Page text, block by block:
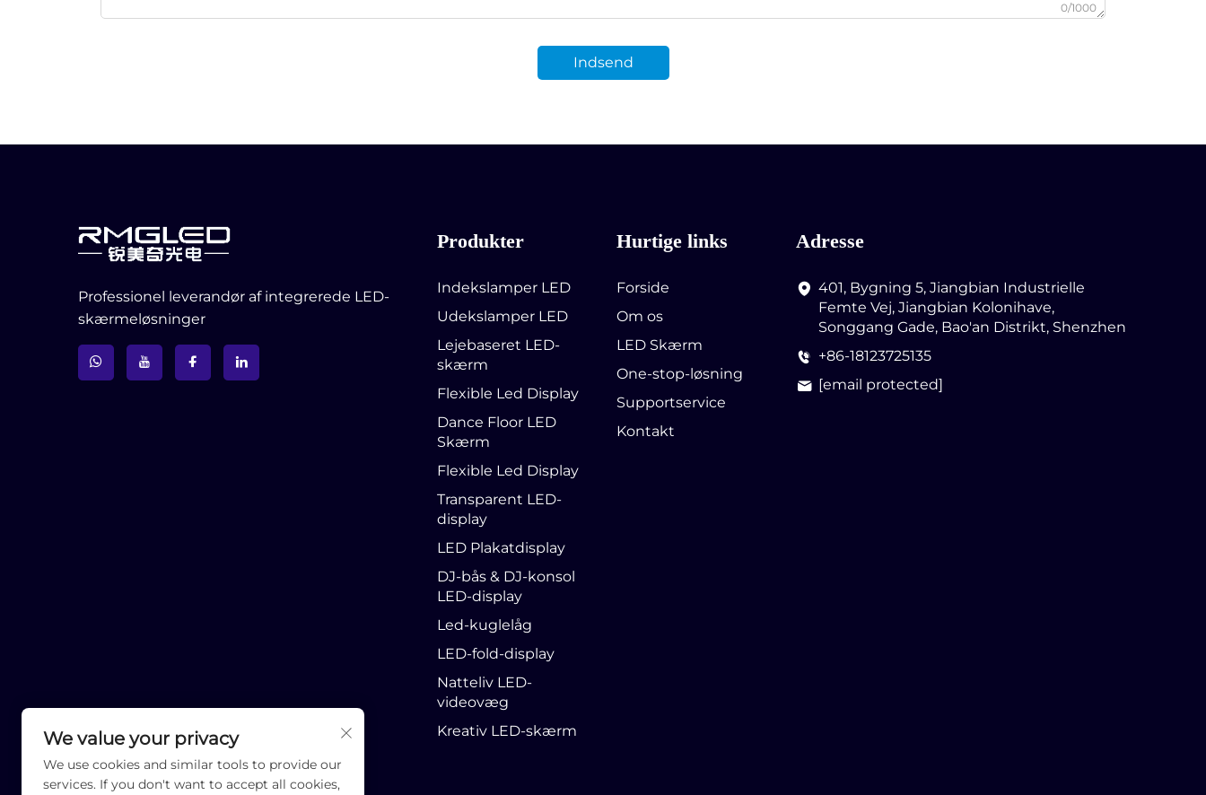
0/1000
Indsend
Professionel leverandør af integrerede LED-
skærmeløsninger
Produkter
Indekslamper LED
Udekslamper LED
Lejebaseret LED-
skærm
Flexible Led Display
Dance Floor LED
Skærm
Flexible Led Display
Transparent LED-
display
LED Plakatdisplay
DJ-bås & DJ-konsol
LED-display
Led-kuglelåg
LED-fold-display
Natteliv LED-
videovæg
Kreativ LED-skærm
Hurtige links
Forside
Om os
LED Skærm
One-stop-løsning
Supportservice
Kontakt
Adresse
401, Bygning 5, Jiangbian Industrielle
Femte Vej, Jiangbian Kolonihave,
Songgang Gade, Bao'an Distrikt, Shenzhen
+86-18123725135
[email protected]
We value your privacy
We use cookies and similar tools to provide our
services. If you don't want to accept all cookies,